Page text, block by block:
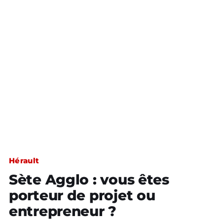
Hérault
Sète Agglo : vous êtes
porteur de projet ou
entrepreneur ?